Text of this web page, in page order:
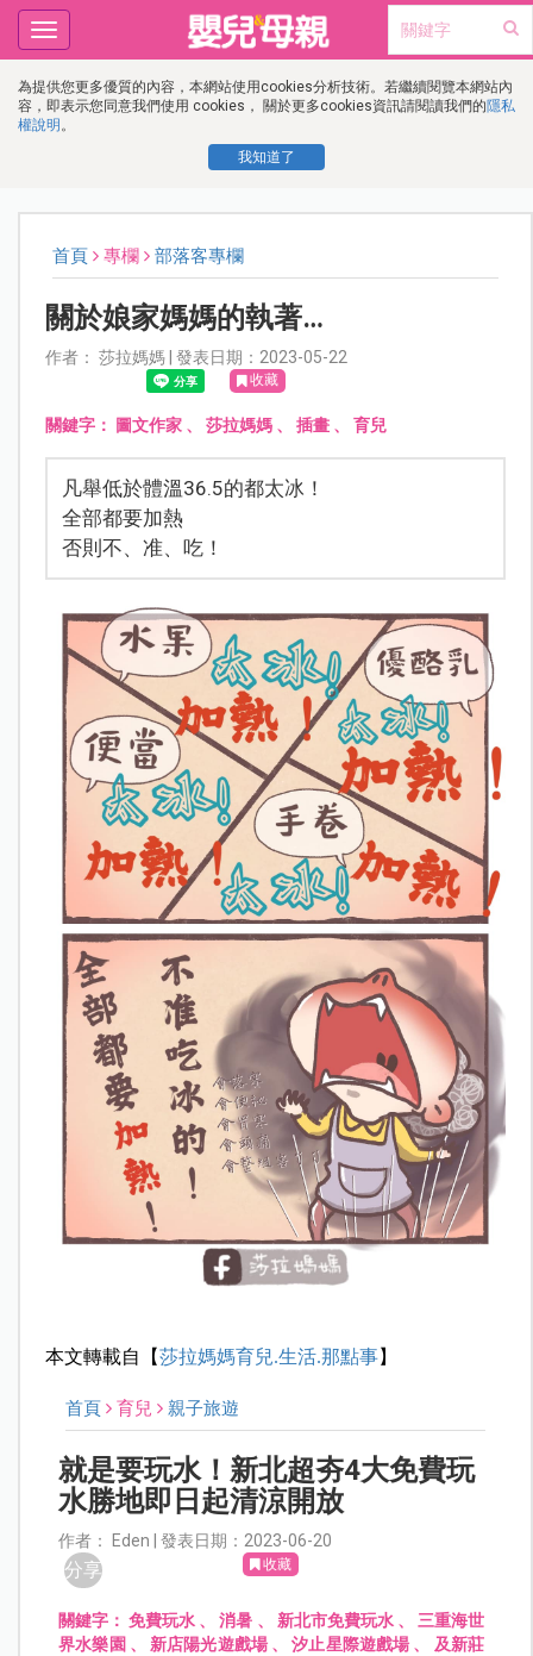
為提供您更多優質的內容，本網站使用cookies分析技術。若繼續閱覽本網站內
容，即表示您同意我們使用 cookies， 關於更多cookies資訊請閱讀我們的隱私
權說明 。
我知道了
Toggle
navigation
首頁 專欄 部落客專欄
關於娘家媽媽的執著…
作者： 莎拉媽媽 | 發表日期：2023-05-22
收藏
關鍵字： 圖文作家、 莎拉媽媽、 插畫、 育兒
凡舉低於體溫36.5的都太冰！
全部都要加熱
否則不、准、吃！
本文轉載自【莎拉媽媽育兒.生活.那點事】
首頁 育兒 親子旅遊
就是要玩水！新北超夯4大免費玩
水勝地即日起清涼開放
作者： Eden | 發表日期：2023-06-20
分享 收藏
關鍵字：免費玩水 、消暑 、 新北市免費玩水、 三重海世
界水樂園 、 新店陽光遊戲場、汐止星際遊戲場 、 及新莊